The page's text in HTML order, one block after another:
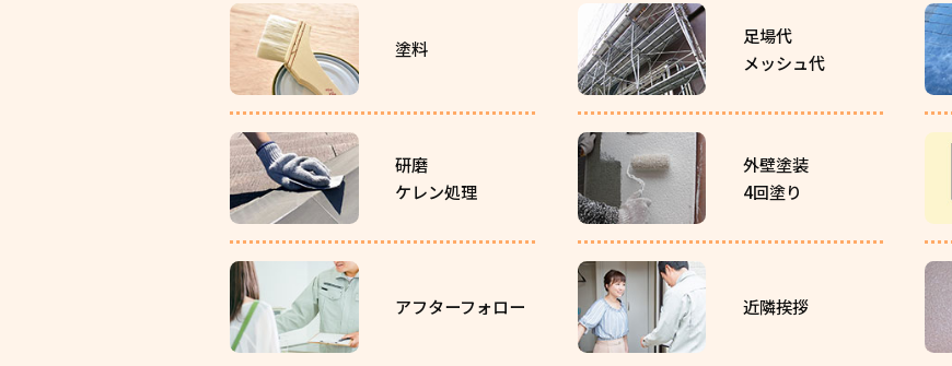
塗料
足場代
メッシュ代
研磨
ケレン処理
外壁塗装
4回塗り
アフターフォロー 近隣挨拶